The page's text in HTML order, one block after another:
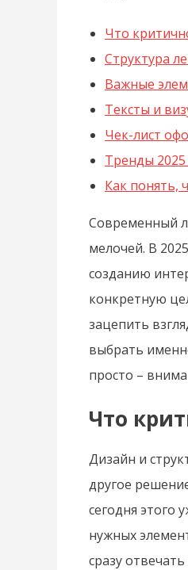
Что
Структура
Важные
Тексты и
Чек-лист
Тренды 2025
Как понять,
Современный
мелочей. В
созданию
конкретную
зацепить
выбрать
просто –
Что
Дизайн и
другое
сегодня этого
нужных
сразу